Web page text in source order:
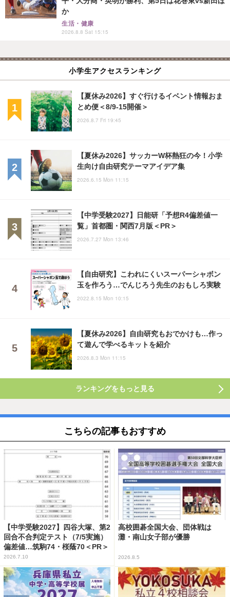
か
生活・健康
2026.8.8 Sat 15:15
小学生アクセスランキング
【夏休み2026】すぐ行けるイベント情報おま
とめ便＜8/9-15開催＞
2026.8.7 Fri 19:45
【夏休み2026】サッカーW杯熱狂の今！小学
生向け自由研究テーマアイデア集
2026.6.15 Mon 11:15
【中学受験2027】日能研「予想R4偏差値一
覧」首都圏・関西7月版＜PR＞
2026.7.27 Mon 13:46
【自由研究】こわれにくいスーパーシャボン
玉を作ろう…でんじろう先生のおもしろ実験
2022.8.15 Mon 10:15
【夏休み2026】自由研究もおでかけも…作っ
て遊んで学べるキットを紹介
2026.8.3 Mon 11:15
ランキングをもっと見る
こちらの記事もおすすめ
【中学受験2027】四谷大塚、第2
回合不合判定テスト（7/5実施）
偏差値…筑駒74・桜蔭70＜PR＞
2026.7.10
高校囲碁全国大会、団体戦は
灘・南山女子部が優勝
2026.8.5